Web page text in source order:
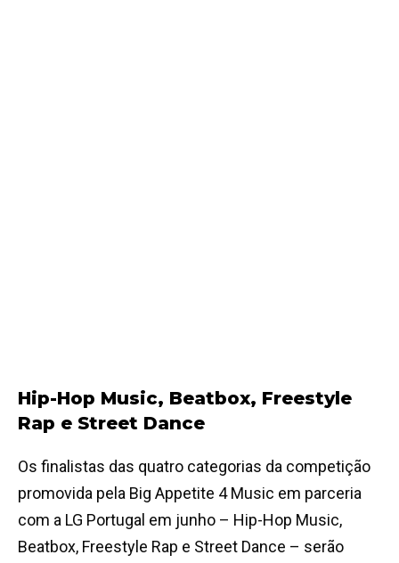
Hip-Hop Music, Beatbox, Freestyle
Rap e Street Dance
Os finalistas das quatro categorias da competição
promovida pela Big Appetite 4 Music em parceria
com a LG Portugal em junho – Hip-Hop Music,
Beatbox, Freestyle Rap e Street Dance – serão